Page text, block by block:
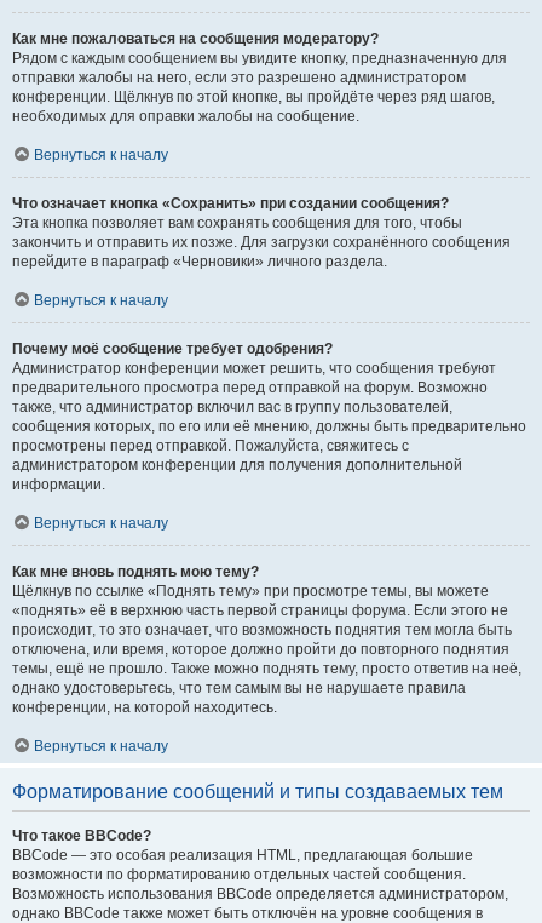
Как мне пожаловаться на сообщения модератору?
Рядом с каждым сообщением вы увидите кнопку, предназначенную для
отправки жалобы на него, если это разрешено администратором
конференции. Щёлкнув по этой кнопке, вы пройдёте через ряд шагов,
необходимых для оправки жалобы на сообщение.
Вернуться к началу
Что означает кнопка «Сохранить» при создании сообщения?
Эта кнопка позволяет вам сохранять сообщения для того, чтобы
закончить и отправить их позже. Для загрузки сохранённого сообщения
перейдите в параграф «Черновики» личного раздела.
Вернуться к началу
Почему моё сообщение требует одобрения?
Администратор конференции может решить, что сообщения требуют
предварительного просмотра перед отправкой на форум. Возможно
также, что администратор включил вас в группу пользователей,
сообщения которых, по его или её мнению, должны быть предварительно
просмотрены перед отправкой. Пожалуйста, свяжитесь с
администратором конференции для получения дополнительной
информации.
Вернуться к началу
Как мне вновь поднять мою тему?
Щёлкнув по ссылке «Поднять тему» при просмотре темы, вы можете
«поднять» её в верхнюю часть первой страницы форума. Если этого не
происходит, то это означает, что возможность поднятия тем могла быть
отключена, или время, которое должно пройти до повторного поднятия
темы, ещё не прошло. Также можно поднять тему, просто ответив на неё,
однако удостоверьтесь, что тем самым вы не нарушаете правила
конференции, на которой находитесь.
Вернуться к началу
Форматирование сообщений и типы создаваемых тем
Что такое BBCode?
BBCode — это особая реализация HTML, предлагающая большие
возможности по форматированию отдельных частей сообщения.
Возможность использования BBCode определяется администратором,
однако BBCode также может быть отключён на уровне сообщения в